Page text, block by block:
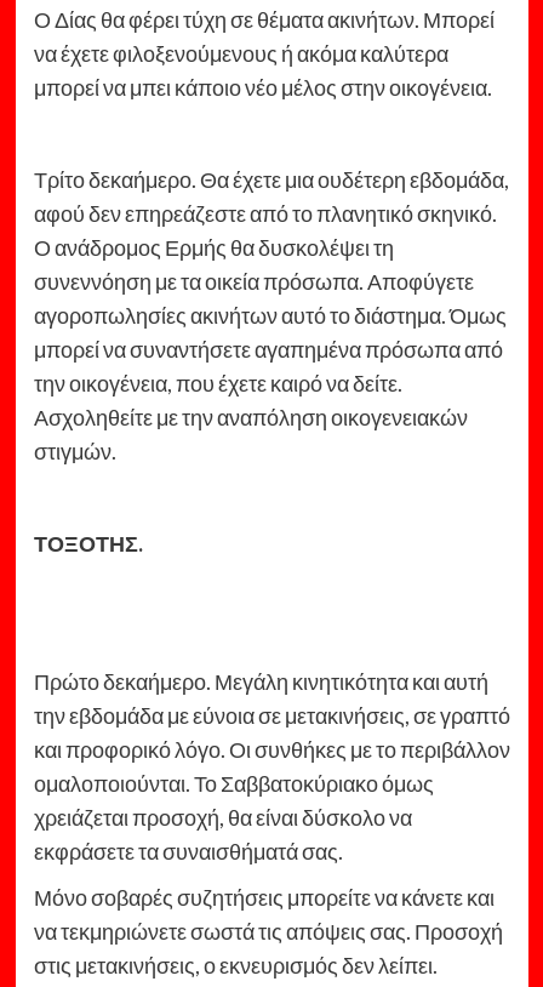
Ο Δίας θα φέρει τύχη σε θέματα ακινήτων. Μπορεί
να έχετε φιλοξενούμενους ή ακόμα καλύτερα
μπορεί να μπει κάποιο νέο μέλος στην οικογένεια.
Τρίτο δεκαήμερο. Θα έχετε μια ουδέτερη εβδομάδα,
αφού δεν επηρεάζεστε από το πλανητικό σκηνικό.
Ο ανάδρομος Ερμής θα δυσκολέψει τη
συνεννόηση με τα οικεία πρόσωπα. Αποφύγετε
αγοροπωλησίες ακινήτων αυτό το διάστημα. Όμως
μπορεί να συναντήσετε αγαπημένα πρόσωπα από
την οικογένεια, που έχετε καιρό να δείτε.
Ασχοληθείτε με την αναπόληση οικογενειακών
στιγμών.
ΤΟΞΟΤΗΣ.
Πρώτο δεκαήμερο. Μεγάλη κινητικότητα και αυτή
την εβδομάδα με εύνοια σε μετακινήσεις, σε γραπτό
και προφορικό λόγο. Οι συνθήκες με το περιβάλλον
ομαλοποιούνται. Το Σαββατοκύριακο όμως
χρειάζεται προσοχή, θα είναι δύσκολο να
εκφράσετε τα συναισθήματά σας.
Μόνο σοβαρές συζητήσεις μπορείτε να κάνετε και
να τεκμηριώνετε σωστά τις απόψεις σας. Προσοχή
στις μετακινήσεις, ο εκνευρισμός δεν λείπει.